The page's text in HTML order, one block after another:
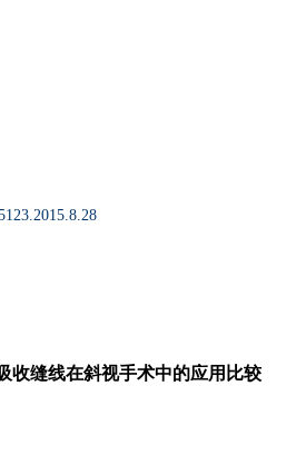
收缝线在斜视手术中的应用比较